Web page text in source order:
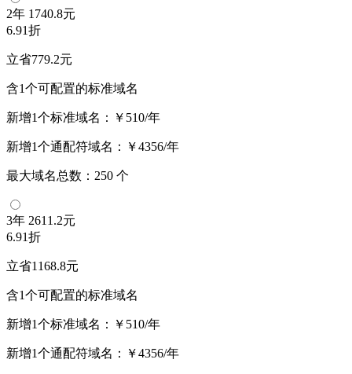
2年 1740.8元
6.91折
立省779.2元
含1个可配置的标准域名
新增1个标准域名： ￥510/年
新增1个通配符域名： ￥4356/年
最大域名总数： 250 个
3年 2611.2元
6.91折
立省1168.8元
含1个可配置的标准域名
新增1个标准域名： ￥510/年
新增1个通配符域名： ￥4356/年